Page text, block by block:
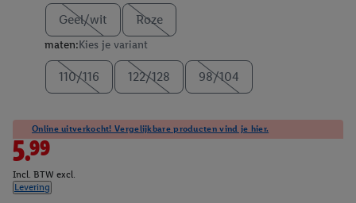
Geel/wit Roze
maten:Kies je variant
110/116 122/128 98/104
Online uitverkocht! Vergelijkbare producten vind je hier.
5.99
Incl. BTW excl.
Levering